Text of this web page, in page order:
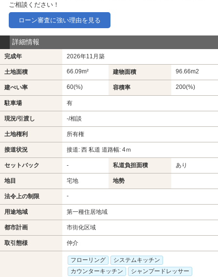
ご相談ください！
ローン審査に強い理由を見る
詳細情報
完成年 2026年11月築
土地面積 66.09m² 建物面積 96.66m2
建ぺい率 60(%) 容積率 200(%)
駐車場 有
現況/引渡し -/相談
土地権利 所有権
接道状況 接道: 西 私道 道路幅: 4ｍ
セットバック - 私道負担面積 あり
地目 宅地 地勢
法令上の制限 -
用途地域 第一種住居地域
都市計画 市街化区域
取引態様 仲介
フローリング
システムキッチン
カウンターキッチン
シャンプードレッサー